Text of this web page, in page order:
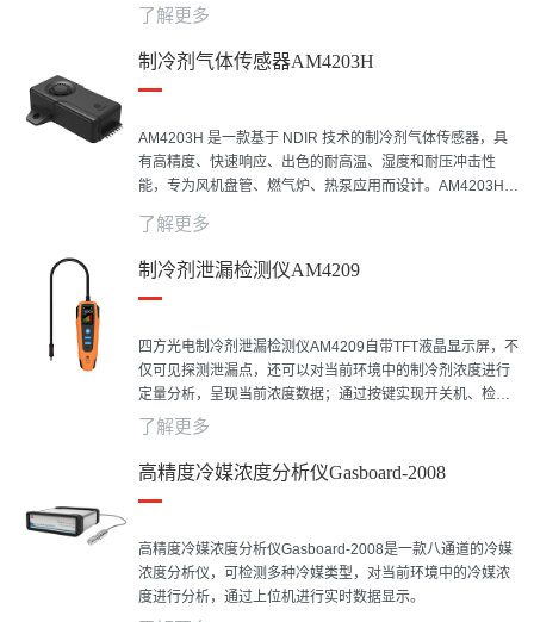
了解更多
制冷剂气体传感器AM4203H
AM4203H 是一款基于 NDIR 技术的制冷剂气体传感器，具
有高精度、快速响应、出色的耐高温、湿度和耐压冲击性
能，专为风机盘管、燃气炉、热泵应用而设计。AM4203H还
提供更方便、更灵活的风机和压缩机干接触控制，确保制冷
剂检测系统的高可靠性。高度集成的AM4203H符合UL
60335-2-40 和 UL 60335-2-89 标准，是用于HVAC和制冷
设备的可靠传感解决方案。
了解更多
制冷剂泄漏检测仪AM4209
四方光电制冷剂泄漏检测仪AM4209自带TFT液晶显示屏，不
仅可见探测泄漏点，还可以对当前环境中的制冷剂浓度进行
定量分析，呈现当前浓度数据；通过按键实现开关机、检测
启停、设定检测灵敏度、自动/手动调零切换；当探测到被测
显示，且蜂鸣器发出声音提示，鹅颈探头前端的红色LED提
地进行充电。
了解更多
高精度冷媒浓度分析仪Gasboard-2008
高精度冷媒浓度分析仪Gasboard-2008是一款八通道的冷媒
浓度分析仪，可检测多种冷媒类型，对当前环境中的冷媒浓
度进行分析，通过上位机进行实时数据显示。